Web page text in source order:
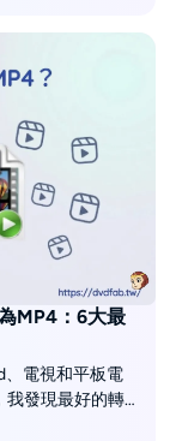
過5小時。
MP4：6大最
、電視和平板電
我發現最好的轉
格式相容性。